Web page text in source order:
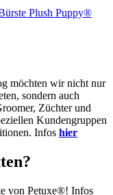
Plush Puppy®
möchten wir nicht nur
sondern auch
Züchter und
Kundengruppen
Infos hier
von Petuxe®! Infos